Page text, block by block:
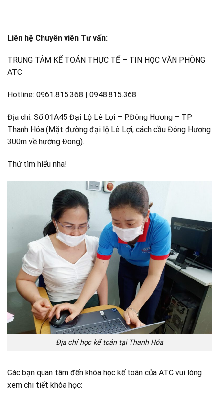
Liên hệ Chuyên viên Tư vấn:
TRUNG TÂM KẾ TOÁN THỰC TẾ – TIN HỌC VĂN PHÒNG
ATC
Hotline: 0961.815.368 | 0948.815.368
Địa chỉ: Số 01A45 Đại Lộ Lê Lợi – P.Đông Hương – TP
Thanh Hóa (Mặt đường đại lộ Lê Lợi, cách cầu Đông Hương
300m về hướng Đông).
Thử tìm hiểu nha!
Địa chỉ học kế toán tại Thanh Hóa
Các bạn quan tâm đến khóa học kế toán của ATC vui lòng
xem chi tiết khóa học: